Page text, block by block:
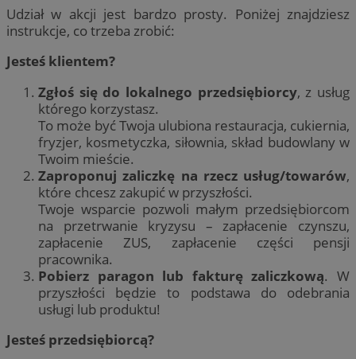
Udział w akcji jest bardzo prosty. Poniżej znajdziesz
instrukcje, co trzeba zrobić:
Jesteś klientem?
Zgłoś się do lokalnego przedsiębiorcy, z usług
którego korzystasz.
To może być Twoja ulubiona restauracja, cukiernia,
fryzjer, kosmetyczka, siłownia, skład budowlany w
Twoim mieście.
Zaproponuj zaliczkę na rzecz usług/towarów,
które chcesz zakupić w przyszłości.
Twoje wsparcie pozwoli małym przedsiębiorcom
na przetrwanie kryzysu – zapłacenie czynszu,
zapłacenie ZUS, zapłacenie części pensji
pracownika.
Pobierz paragon lub fakturę zaliczkową. W
przyszłości będzie to podstawa do odebrania
usługi lub produktu!
Jesteś przedsiębiorcą?